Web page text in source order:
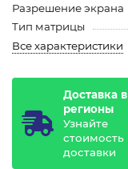
Разрешение экрана
Тип матрицы
Все характеристики
Доставка в
регионы
Узнайте
стоимость
доставки